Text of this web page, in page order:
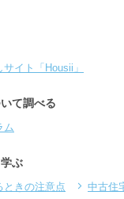
イト「Housii」
て調べる
ム
ぶ
ときの注意点 中古住